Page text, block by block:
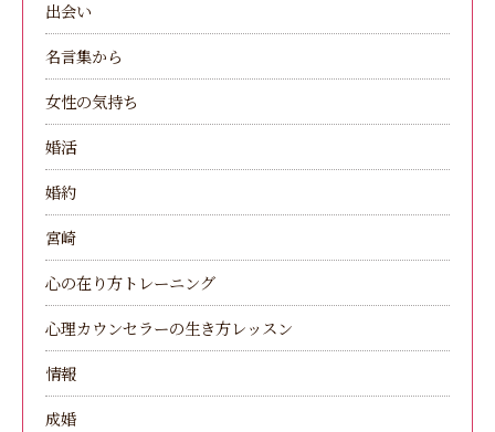
出会い
名言集から
女性の気持ち
婚活
婚約
宮崎
心の在り方トレーニング
心理カウンセラーの生き方レッスン
情報
成婚